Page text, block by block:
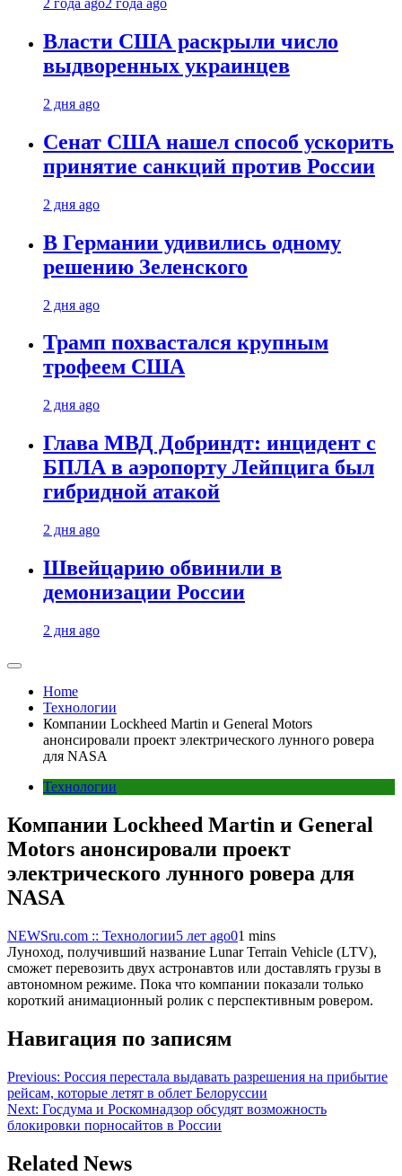
2 года ago2 года ago
Власти США раскрыли число
выдворенных украинцев
2 дня ago
Сенат США нашел способ ускорить
принятие санкций против России
2 дня ago
В Германии удивились одному
решению Зеленского
2 дня ago
Трамп похвастался крупным
трофеем США
2 дня ago
Глава МВД Добриндт: инцидент с
БПЛА в аэропорту Лейпцига был
гибридной атакой
2 дня ago
Швейцарию обвинили в
демонизации России
2 дня ago
Home
Технологии
Компании Lockheed Martin и General Motors
анонсировали проект электрического лунного ровера
для NASA
Технологии
Компании Lockheed Martin и General
Motors анонсировали проект
электрического лунного ровера для
NASA
NEWSru.com :: Технологии5 лет ago01 mins
Луноход, получивший название Lunar Terrain Vehicle (LTV),
сможет перевозить двух астронавтов или доставлять грузы в
автономном режиме. Пока что компании показали только
короткий анимационный ролик с перспективным ровером.
Навигация по записям
Previous: Россия перестала выдавать разрешения на прибытие
рейсам, которые летят в облет Белоруссии
Next: Госдума и Роскомнадзор обсудят возможность
блокировки порносайтов в России
Related News